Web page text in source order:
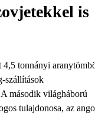
is
4,5 tonnányi
szállítások
második világháború
tulajdonosa, az